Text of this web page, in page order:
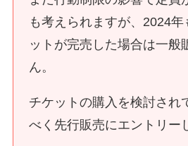
も考えられますが、2024
ットが完売した場合は一般
ん。
チケットの購入を検討され
べく先行販売にエントリー